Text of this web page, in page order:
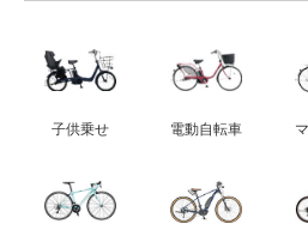
子供乗せ 電動自転車